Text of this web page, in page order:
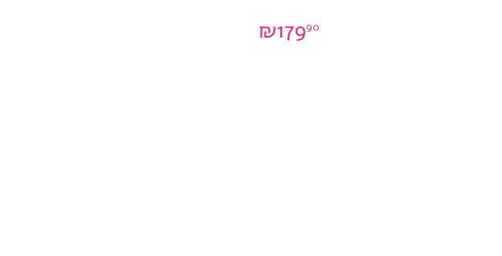
₪17990